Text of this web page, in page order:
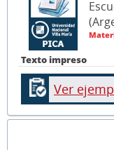
Texto impreso
Ver